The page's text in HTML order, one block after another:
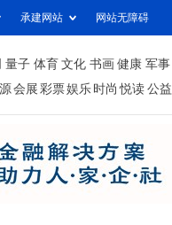
承建网站 网站无障碍
量子 体育 文化 书画 健康 军事
会展 彩票娱乐 时尚 悦读 公益